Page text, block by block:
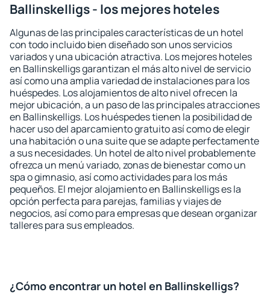
Ballinskelligs - los mejores hoteles
Algunas de las principales características de un hotel
con todo incluido bien diseñado son unos servicios
variados y una ubicación atractiva. Los mejores hoteles
en Ballinskelligs garantizan el más alto nivel de servicio
así como una amplia variedad de instalaciones para los
huéspedes. Los alojamientos de alto nivel ofrecen la
mejor ubicación, a un paso de las principales atracciones
en Ballinskelligs. Los huéspedes tienen la posibilidad de
hacer uso del aparcamiento gratuito así como de elegir
una habitación o una suite que se adapte perfectamente
a sus necesidades. Un hotel de alto nivel probablemente
ofrezca un menú variado, zonas de bienestar como un
spa o gimnasio, así como actividades para los más
pequeños. El mejor alojamiento en Ballinskelligs es la
opción perfecta para parejas, familias y viajes de
negocios, así como para empresas que desean organizar
talleres para sus empleados.
¿Cómo encontrar un hotel en Ballinskelligs?